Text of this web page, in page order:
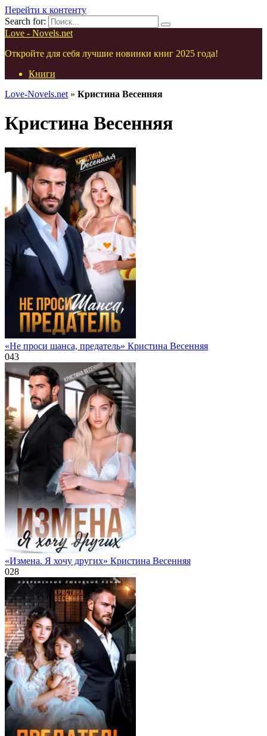
Перейти к контенту
Search for:
Love - Novels.net
Откройте для себя лучшие новинки книг 2025 года!
Книги
Love-Novels.net » Кристина Весенняя
Кристина Весенняя
«Не проси шанса, предатель» Кристина Весенняя
043
«Измена. Я хочу других» Кристина Весенняя
028